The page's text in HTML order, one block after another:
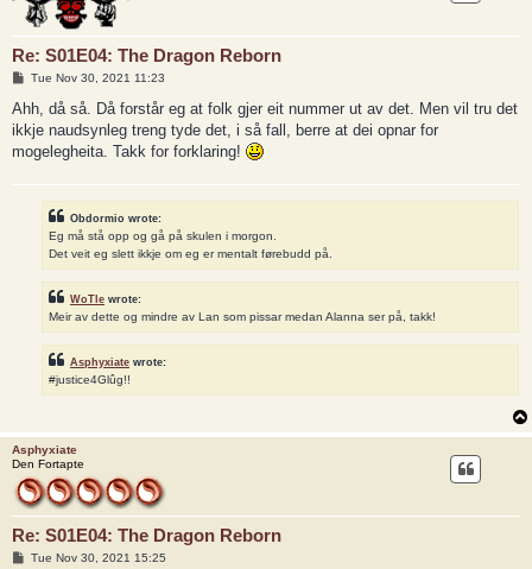
Re: S01E04: The Dragon Reborn
P
s
Tue Nov 30, 2021 11:23
Ahh, då så. Då forstår eg at folk gjer eit nummer ut av det. Men vil tru det
ikkje naudsynleg treng tyde det, i så fall, berre at dei opnar for
mogelegheita. Takk for forklaring!
Obdormio wrote:
Eg må stå opp og gå på skulen i morgon.
Det veit eg slett ikkje om eg er mentalt førebudd på.
WoTle wrote:
Meir av dette og mindre av Lan som pissar medan Alanna ser på, takk!
Asphyxiate wrote:
#justice4Glûg!!
Asphyxiate
Den Fortapte
Re: S01E04: The Dragon Reborn
PTue Nov 30, 2021 15:25